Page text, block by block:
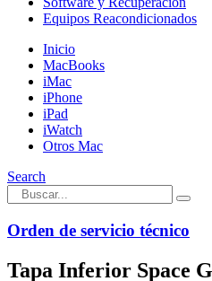
Equipos Reacondicionados
Inicio
MacBooks
iMac
iPhone
iPad
iWatch
Otros Mac
Search
Orden de servicio técnico
Tapa Inferior Space